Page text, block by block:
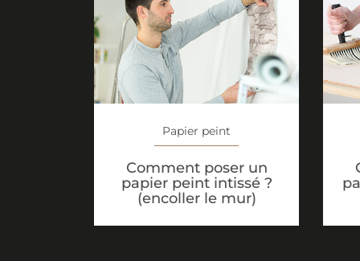
Papier peint
Comment poser un
papier peint intissé ?
(encoller le mur)